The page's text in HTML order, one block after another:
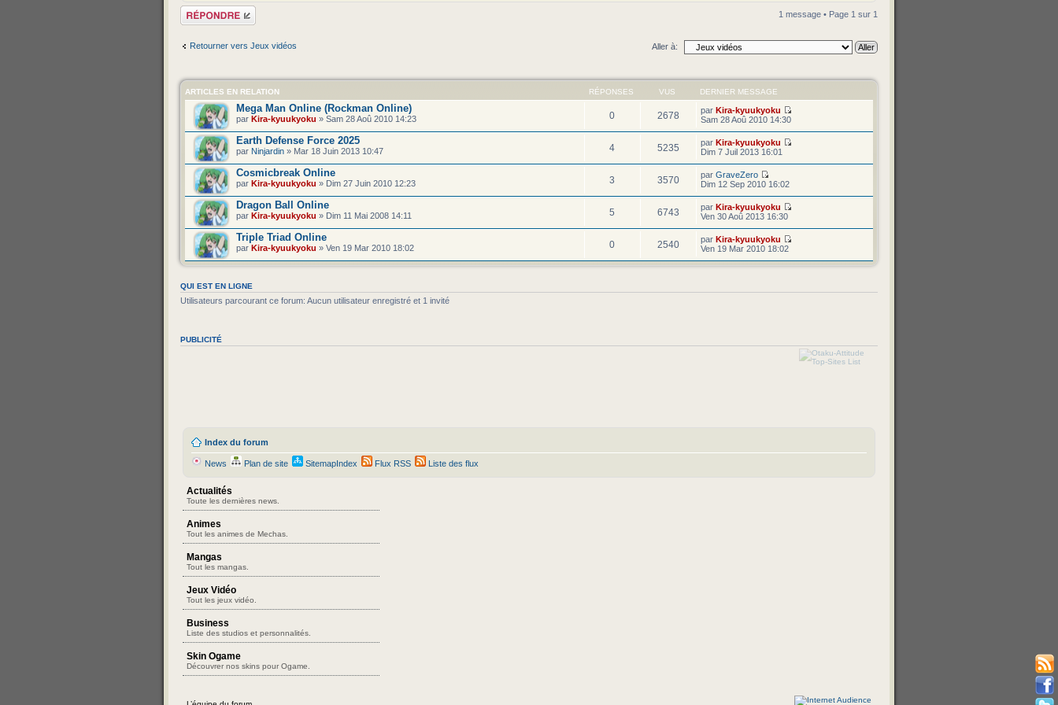
Répondre 1 message • Page 1 sur 1
Retourner vers Jeux vidéos Aller à:
ARTICLES EN RELATION RÉPONSES VUS DERNIER MESSAGE
Mega Man Online (Rockman Online)
par Kira-kyuukyoku » Sam 28 Aoû 2010 14:23 0 2678 par Kira-kyuukyoku
Sam 28 Aoû 2010 14:30
Earth Defense Force 2025
par Ninjardin » Mar 18 Juin 2013 10:47 4 5235 par Kira-kyuukyoku
Dim 7 Juil 2013 16:01
Cosmicbreak Online
par Kira-kyuukyoku » Dim 27 Juin 2010 12:23 3 3570 par GraveZero
Dim 12 Sep 2010 16:02
Dragon Ball Online
par Kira-kyuukyoku » Dim 11 Mai 2008 14:11 5 6743 par Kira-kyuukyoku
Ven 30 Aoû 2013 16:30
Triple Triad Online
par Kira-kyuukyoku » Ven 19 Mar 2010 18:02 0 2540 par Kira-kyuukyoku
Ven 19 Mar 2010 18:02
QUI EST EN LIGNE
Utilisateurs parcourant ce forum: Aucun utilisateur enregistré et 1 invité
PUBLICITÉ
Index du forum
News Plan de site SitemapIndex Flux RSS Liste des flux
Actualités
Toute les dernières news.
Animes
Tout les animes de Mechas.
Mangas
Tout les mangas.
Jeux Vidéo
Tout les jeux vidéo.
Business
Liste des studios et personnalités.
Skin Ogame
Découvrer nos skins pour Ogame.